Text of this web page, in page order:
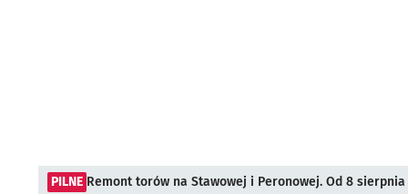
PILNE Remont torów na Stawowej i Peronowej. Od 8